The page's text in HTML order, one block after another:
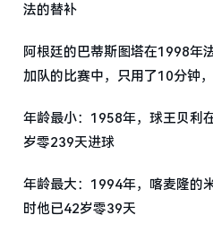
法的替补
阿根廷的巴蒂斯图塔在1998年
加队的比赛中，只用了10分钟
年龄最小：1958年，球王贝利
岁零239天进球
年龄最大：1994年，喀麦隆的
时他已42岁零39天